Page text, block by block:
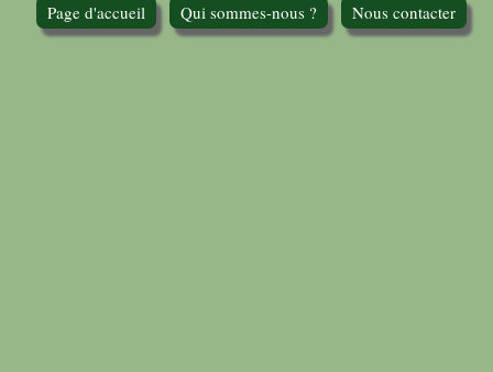
Page d'accueil Qui sommes-nous ? Nous contacter